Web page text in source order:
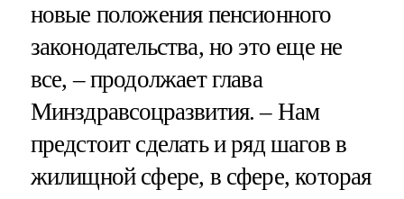
новые положения пенсионного
законодательства, но это еще не
все, – продолжает глава
Минздравсоцразвития. – Нам
предстоит сделать и ряд шагов в
жилищной сфере, в сфере, которая